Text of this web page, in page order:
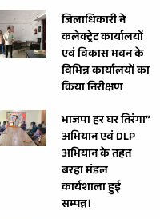
जिलाधिकारी ने
कलेक्ट्रेट कार्यालयों
एवं विकास भवन के
विभिन्न कार्यालयों का
किया निरीक्षण
भाजपा हर घर तिरंगा”
अभियान एवं DLP
अभियान के तहत
बरहा मंडल
कार्यशाला हुई
सम्पन्न।